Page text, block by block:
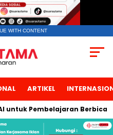
WITH CONTENT
ARTIKEL
Pembelajaran Berbicara